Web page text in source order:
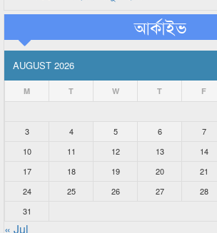
আর্কাইভ
AUGUST 2026
M T W T F
3
4 5 6 7
10
11 12 13 14
17
18 19 20 21
24
25 26 27 28
31
« Jul